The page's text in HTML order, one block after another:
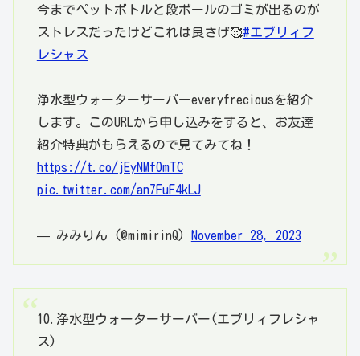
今までペットボトルと段ボールのゴミが出るのが
ストレスだったけどこれは良さげ🥰#エブリィフ
レシャス
浄水型ウォーターサーバーeveryfreciousを紹介
します。このURLから申し込みをすると、お友達
紹介特典がもらえるので見てみてね！
https://t.co/jEyNMfOmTC
pic.twitter.com/an7FuF4kLJ
— みみりん (@mimirinQ) November 28, 2023
10.浄水型ウォーターサーバー(エブリィフレシャ
ス)